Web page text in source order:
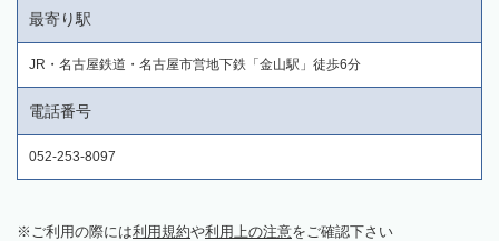
最寄り駅
JR・名古屋鉄道・名古屋市営地下鉄「金山駅」徒歩6分
電話番号
052-253-8097
ご利用の際には利用規約や利用上の注意をご確認下さい